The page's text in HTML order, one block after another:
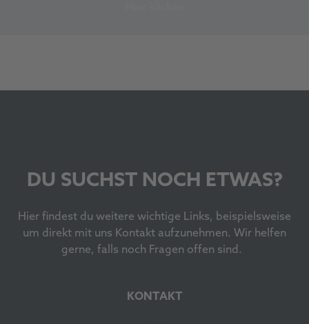
DU SUCHST NOCH ETWAS?
Hier findest du weitere wichtige Links, beispielsweise
um direkt mit uns Kontakt aufzunehmen. Wir helfen
gerne, falls noch Fragen offen sind.
KONTAKT